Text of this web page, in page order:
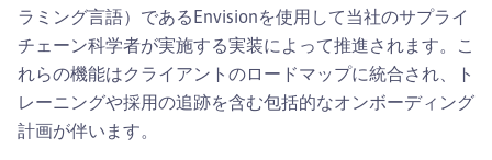
ラミング言語）であるEnvisionを使用して当社のサプライ
チェーン科学者が実施する実装によって推進されます。こ
れらの機能はクライアントのロードマップに統合され、ト
レーニングや採用の追跡を含む包括的なオンボーディング
計画が伴います。